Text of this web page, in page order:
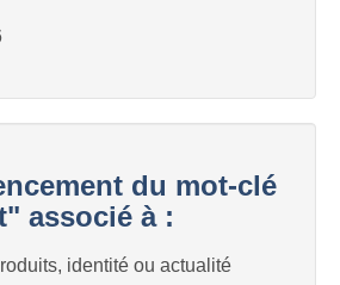
du mot-clé
associé à :
identité ou actualité